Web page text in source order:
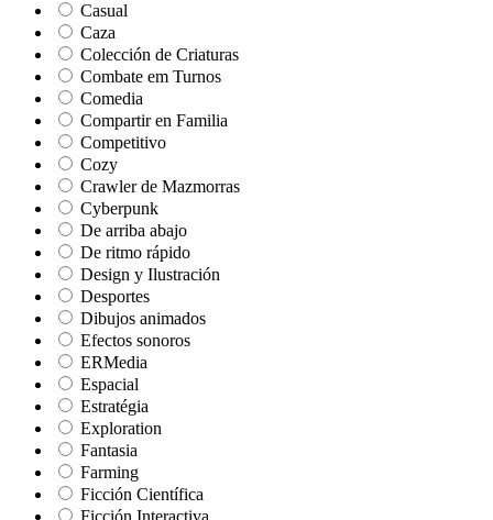
Casual
Caza
Colección de Criaturas
Combate em Turnos
Comedia
Compartir en Familia
Competitivo
Cozy
Crawler de Mazmorras
Cyberpunk
De arriba abajo
De ritmo rápido
Design y Ilustración
Desportes
Dibujos animados
Efectos sonoros
ERMedia
Espacial
Estratégia
Exploration
Fantasia
Farming
Ficción Científica